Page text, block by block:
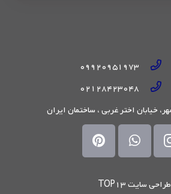
09920951973
02128423048
طراحی سایت TOP13